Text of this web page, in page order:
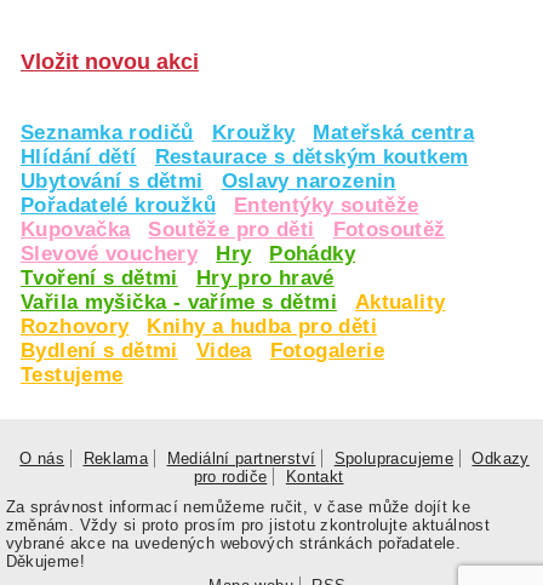
Vložit novou akci
Seznamka rodičů Kroužky
Mateřská centra
Hlídání dětí
Restaurace s dětským koutkem
Ubytování s dětmi
Oslavy narozenin
Pořadatelé kroužků
Ententýky soutěže
Kupovačka
Soutěže pro děti
Fotosoutěž
Slevové vouchery
Hry
Pohádky
Tvoření s dětmi
Hry pro hravé
Vařila myšička - vaříme s dětmi
Aktuality
Rozhovory
Knihy a hudba pro děti
Bydlení s dětmi
Videa
Fotogalerie
Testujeme
O nás Reklama Mediální partnerství Spolupracujeme
Odkazy
pro rodiče
Kontakt
Za správnost informací nemůžeme ručit, v čase může dojít ke
změnám. Vždy si proto prosím pro jistotu zkontrolujte aktuálnost
vybrané akce na uvedených webových stránkách pořadatele.
Děkujeme!